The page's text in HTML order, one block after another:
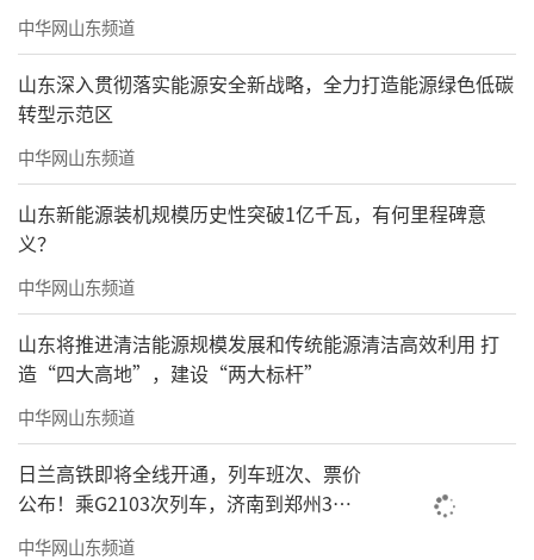
中华网山东频道
山东深入贯彻落实能源安全新战略，全力打造能源绿色低碳
转型示范区
中华网山东频道
山东新能源装机规模历史性突破1亿千瓦，有何里程碑意
义？
中华网山东频道
山东将推进清洁能源规模发展和传统能源清洁高效利用 打
造“四大高地”，建设“两大标杆”
中华网山东频道
日兰高铁即将全线开通，列车班次、票价
公布！乘G2103次列车，济南到郑州3小
时到达
中华网山东频道